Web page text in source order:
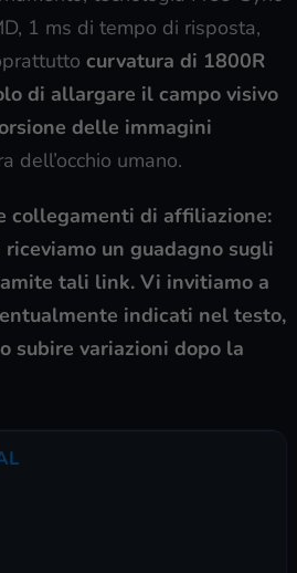
1 ms di tempo di risposta,
curvatura di 1800R
di allargare il campo visivo
delle immagini
dell’occhio umano.
collegamenti di affiliazione:
un guadagno sugli
tali link. Vi invitiamo a
indicati nel testo,
subire variazioni dopo la